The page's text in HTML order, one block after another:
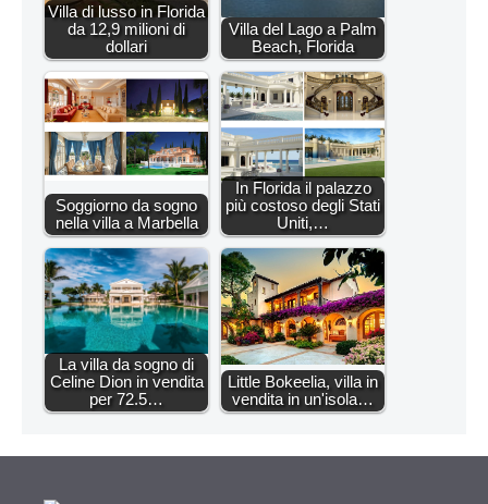
Villa di lusso in Florida
da 12,9 milioni di
dollari
Villa del Lago a Palm
Beach, Florida
Soggiorno da sogno
nella villa a Marbella
In Florida il palazzo
più costoso degli Stati
Uniti,…
La villa da sogno di
Celine Dion in vendita
per 72.5…
Little Bokeelia, villa in
vendita in un'isola…